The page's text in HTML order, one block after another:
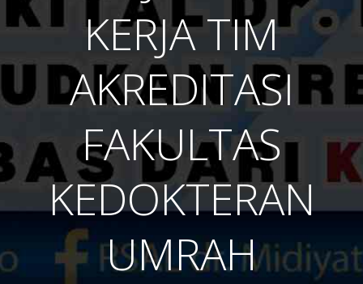
KERJA TIM
AKREDITASI
FAKULTAS
KEDOKTERAN
UMRAH